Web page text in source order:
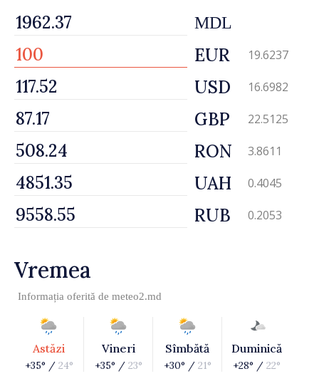
MDL
EUR 19.6237
USD 16.6982
GBP 22.5125
RON 3.8611
UAH 0.4045
RUB 0.2053
Vremea
Informația oferită de meteo2.md
Astăzi
+35° / 24°
Vineri
+35° / 23°
Sîmbătă
+30° / 21°
Duminică
+28° / 22°